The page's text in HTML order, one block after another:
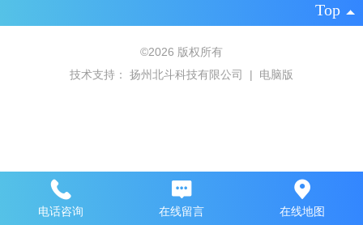
Top
©2026 版权所有
技术支持： 扬州北斗科技有限公司 | 电脑版
电话咨询 在线留言 在线地图